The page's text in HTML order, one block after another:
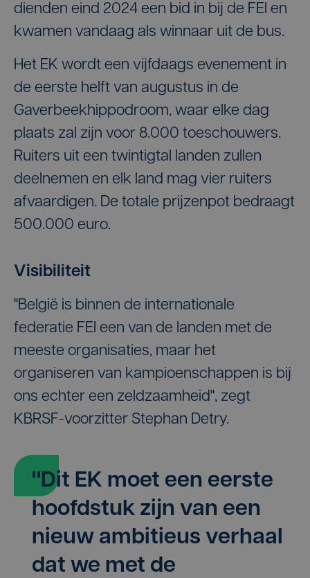
dienden eind 2024 een bid in bij de FEI en
kwamen vandaag als winnaar uit de bus.
Het EK wordt een vijfdaags evenement in
de eerste helft van augustus in de
Gaverbeekhippodroom, waar elke dag
plaats zal zijn voor 8.000 toeschouwers.
Ruiters uit een twintigtal landen zullen
deelnemen en elk land mag vier ruiters
afvaardigen. De totale prijzenpot bedraagt
500.000 euro.
Visibiliteit
"België is binnen de internationale
federatie FEI een van de landen met de
meeste organisaties, maar het
organiseren van kampioenschappen is bij
ons echter een zeldzaamheid", zegt
KBRSF-voorzitter Stephan Detry.
"Dit EK moet een eerste
hoofdstuk zijn van een
nieuw ambitieus verhaal
dat we met de